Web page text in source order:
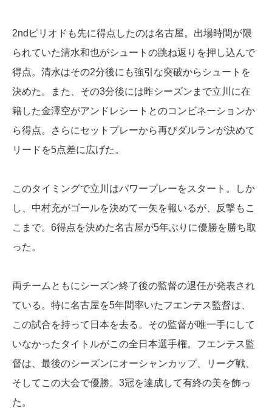
2ndピリオドも先に得点したのは名古屋。出場時間が限
られていた清水和也がシュートの跳ね返りを押し込んで
得点。清水はその2分後にも強引な突破からシュートを
決めた。また、その3分後には昨シーズンまで立川に在
籍した金澤空がアンドレシートとのコンビネーションか
ら得点。さらにセットプレーから再びダルランが決めて
リードを5点差に広げた。
このタイミングで立川はパワープレーをスタート。しか
し、中村充がゴールを決めて一矢を報いるが、反撃もこ
こまで。6得点を決めた名古屋が5年ぶりに優勝を勝ち取
った。
両チームともにシーズン終了後の監督の退任が発表され
ている。特に名古屋を5年間率いたフエンテス監督は、
この試合を持って日本を去る。その監督が唯一手にして
いなかったタイトルがこの全日本選手権。フエンテス監
督は、最後のシーズンにオーシャンカップ、リーグ戦、
そしてこの大会で優勝。3冠を達成して有終の美を飾っ
た。